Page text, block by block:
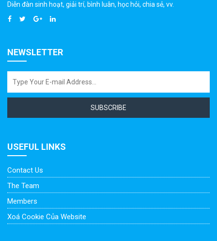
Diễn đàn sinh hoạt, giải trí, bình luân, học hỏi, chia sẻ, vv.
NEWSLETTER
SUBSCRIBE
USEFUL LINKS
Contact Us
The Team
Members
Xoá Cookie Của Website